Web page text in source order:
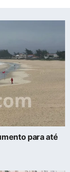
para até